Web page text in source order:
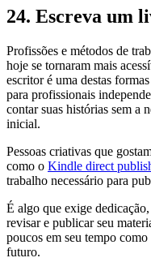
24. Escreva um
Profissões e métodos de
hoje se tornaram mais
escritor é uma destas
para profissionais
contar suas histórias sem a
inicial.
Pessoas criativas que
como o Kindle direct
trabalho necessário para
É algo que exige
revisar e publicar seu
poucos em seu tempo
futuro.